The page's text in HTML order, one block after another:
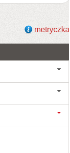
metryczka